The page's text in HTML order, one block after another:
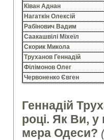
Ківан Аднан
Нагаткін Олексій
Рабінович Вадим
Саакашвілі Міхеїл
Скорик Микола
Труханов Геннадій
Філімонов Олег
Червоненко Євген
Геннадій
році. Як Ви, у
мера Одеси?